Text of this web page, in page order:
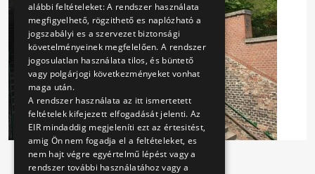
alábbi feltételeket: A rendszer használata
megfigyelhető, rögzithető es naplózható a
jogszabályi es a szervezet biztonsági
követelményeinek megfelelően. A rendszer
jogosulatlan használata tilos, és büntető
vagy polgárjogi következményeket vonhat
maga után.
A rendszer használata az itt ismertetett
feltételek kifejezett elfogadását jelenti. Az
EIR mindaddig megjeleníti ezt az értesitést,
amig Ön nem fogadja el a feltételeket, es
nem hajt végre egyértelmű lépést vagy a
rendszer további használatához vagy a